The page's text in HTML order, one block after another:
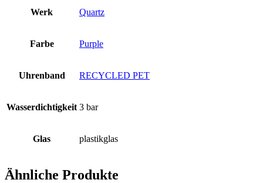
Werk Quartz
Farbe Purple
Uhrenband RECYCLED PET
Wasserdichtigkeit 3 bar
Glas plastikglas
Ähnliche Produkte